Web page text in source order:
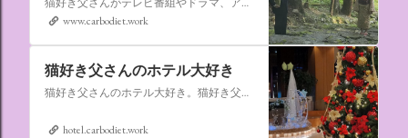
www.carbodiet.work
猫好き父さんのホテル大好き
猫好き父さんのホテル大好き。猫好き父さんが宿泊したホテルの情報を徒然なるままに書いていきます。
hotel.carbodiet.work